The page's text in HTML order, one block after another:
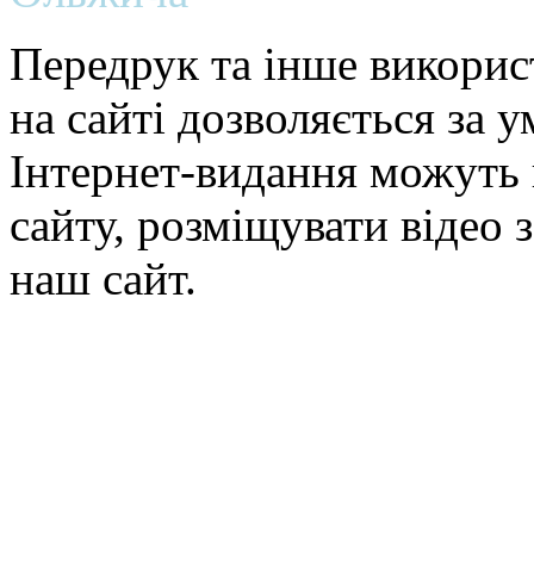
Передрук та інше
на сайті дозволяється
Інтернет-видання можуть
сайту, розміщувати відео
наш сайт.